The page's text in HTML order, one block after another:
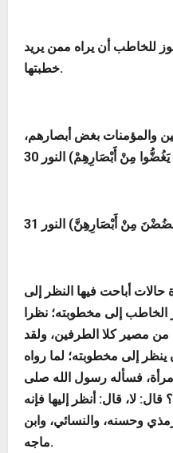
للخاطب أن يراه ممن يريد
خطبتها.
والمؤمنات بغض أبصارهم،
يَغُضُّوا مِنْ أَبْصَارِهِمْ) النور 30
مِنْ أَبْصَارِهِنَّ) النور 31
أباحت فيها النظر إلى
الخاطب إلى مخطوبته؛ نظرا
من مصير كلا الطرفين، ولقد
إلى مخطوبته؛ لما رواه
فسأله رسول الله صلى
لا، قال: أنظر إليها فإنه
وحسنه، والنسائي، وابن
ماجه.